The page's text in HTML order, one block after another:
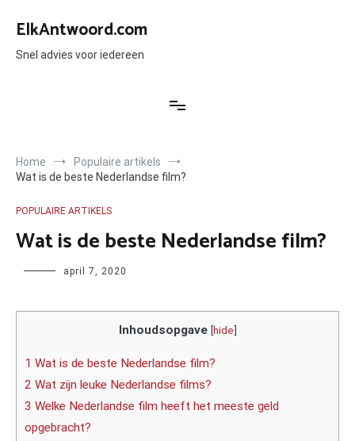
naar
inhoud
ElkAntwoord.com
Snel advies voor iedereen
Home
Populaire artikels
Wat is de beste Nederlandse film?
POPULAIRE ARTIKELS
Wat is de beste Nederlandse film?
Author april 7, 2020
Inhoudsopgave [hide]
1 Wat is de beste Nederlandse film?
2 Wat zijn leuke Nederlandse films?
3 Welke Nederlandse film heeft het meeste geld
opgebracht?